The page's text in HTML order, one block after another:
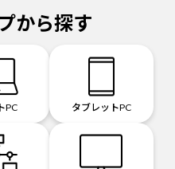
から探す
PC タブレットPC